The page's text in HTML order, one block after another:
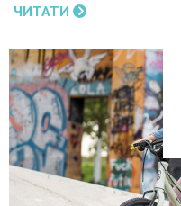
ЧИТАТИ